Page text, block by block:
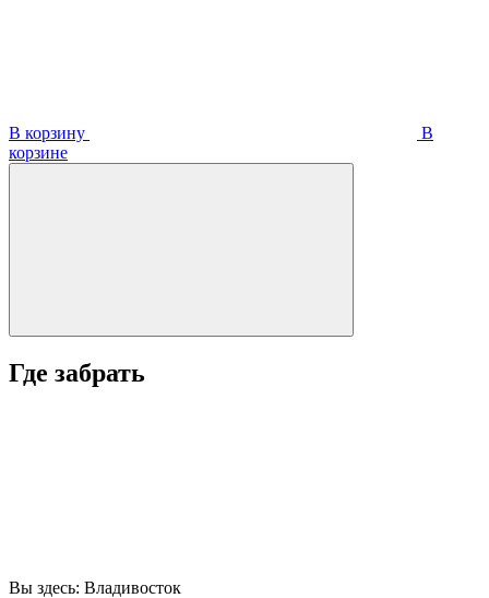
В корзину
В
корзинe
Где забрать
Вы здесь: Владивосток